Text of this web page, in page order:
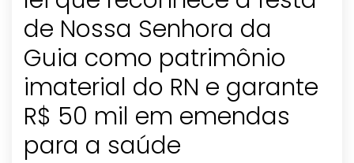
de Nossa Senhora da
Guia como patrimônio
imaterial do RN e garante
R$ 50 mil em emendas
para a saúde